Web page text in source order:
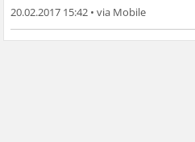
20.02.2017 15:42 •